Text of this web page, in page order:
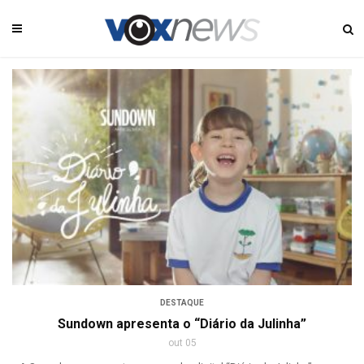
DESTAQUE
Sundown apresenta o “Diário da Julinha”
out 05